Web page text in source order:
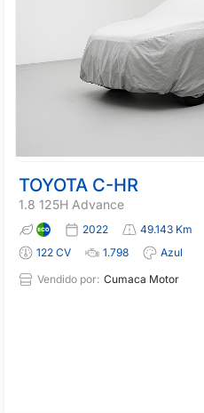
TOYOTA C-HR
1.8 125H Advance
2022 49.143 Km
122 CV
1.798
Azul
Vendido por: Cumaca Motor